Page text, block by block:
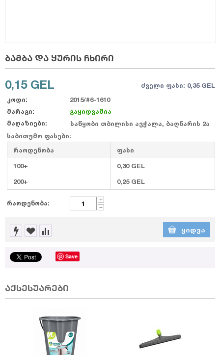
ბამბა და ყურის ჩხირი
0,15 GEL ძველი ფასი: 0,35 GEL
კოდი:
2015/#6-1610
მარაგი:
გაყიდვაშია
მაღაზიები:
საწყობი თბილისი ავჭალა, ბაღნარის 2ა
საბითუმო ფასები:
რაოდენობა
ფასი
100+
0,30GEL
200+
0,25GEL
რაოდენობა:
+
−
ᲧᲘᲓᲕᲐ
Save
აქსესუარები